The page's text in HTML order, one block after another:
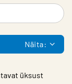
Näita:
üksust